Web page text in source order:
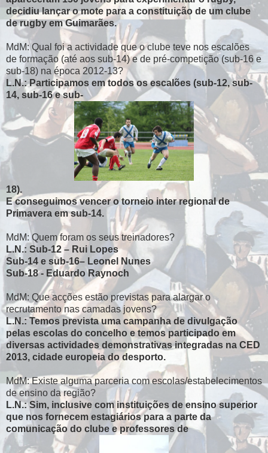
decidiu lançar o mote para a constituição de um clube
de rugby em Guimarães.
MdM: Qual foi a actividade que o clube teve nos escalões
de formação (até aos sub-14) e de pré-competição (sub-16 e
sub-18) na época 2012-13?
L.N.: Participamos em todos os escalões (sub-12, sub-
14, sub-16 e sub-
18).
E conseguimos vencer o torneio inter regional de
Primavera em sub-14.
MdM: Quem foram os seus treinadores?
L.N.: Sub-12 – Rui Lopes
Sub-14 e sub-16– Leonel Nunes
Sub-18 - Eduardo Raynoch
MdM: Que acções estão previstas para alargar o
recrutamento nas camadas jovens?
L.N.: Temos prevista uma campanha de divulgação
pelas escolas do concelho e temos participado em
diversas actividades demonstrativas integradas na CED
2013, cidade europeia do desporto.
MdM: Existe alguma parceria com escolas/estabelecimentos
de ensino da região?
L.N.: Sim, inclusive com instituições de ensino superior
que nos fornecem estagiários para a parte da
comunicação do clube e professores de